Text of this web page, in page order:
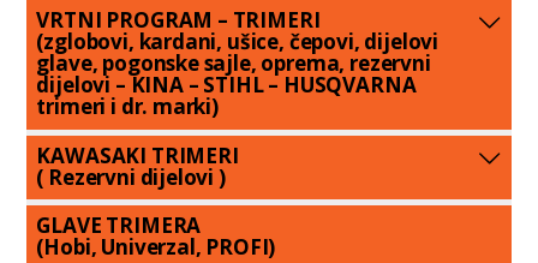
VRTNI PROGRAM – TRIMERI
(zglobovi, kardani, ušice, čepovi, dijelovi
glave, pogonske sajle, oprema, rezervni
dijelovi – KINA – STIHL – HUSQVARNA
trimeri i dr. marki)
KAWASAKI TRIMERI
( Rezervni dijelovi )
GLAVE TRIMERA
(Hobi, Univerzal, PROFI)